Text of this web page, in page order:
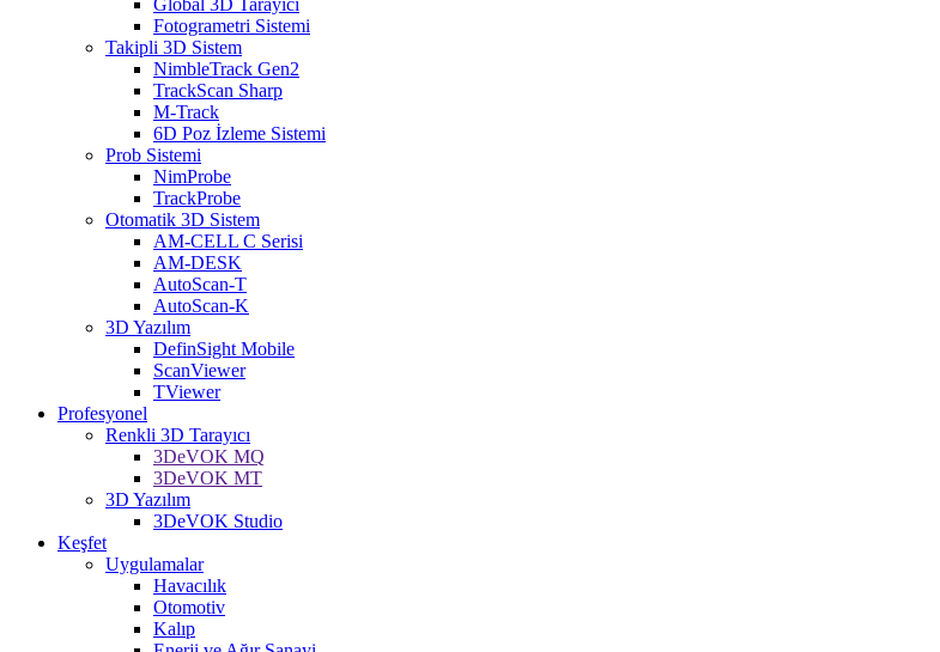
Global 3D Tarayıcı
Fotogrametri Sistemi
Takipli 3D Sistem
NimbleTrack Gen2
TrackScan Sharp
M-Track
6D Poz İzleme Sistemi
Prob Sistemi
NimProbe
TrackProbe
Otomatik 3D Sistem
AM-CELL C Serisi
AM-DESK
AutoScan-T
AutoScan-K
3D Yazılım
DefinSight Mobile
ScanViewer
TViewer
Profesyonel
Renkli 3D Tarayıcı
3DeVOK MQ
3DeVOK MT
3D Yazılım
3DeVOK Studio
Keşfet
Uygulamalar
Havacılık
Otomotiv
Kalıp